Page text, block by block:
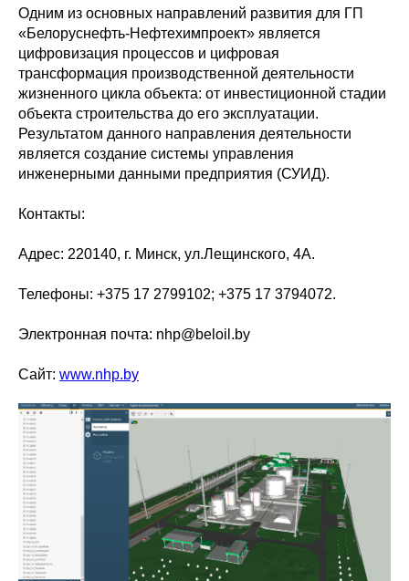
Одним из основных направлений развития для ГП
«Белоруснефть-Нефтехимпроект» является
цифровизация процессов и цифровая
трансформация производственной деятельности
жизненного цикла объекта: от инвестиционной стадии
объекта строительства до его эксплуатации.
Результатом данного направления деятельности
является создание системы управления
инженерными данными предприятия (СУИД).
Контакты:
Адрес: 220140, г. Минск, ул.Лещинского, 4А.
Телефоны: +375 17 2799102; +375 17 3794072.
Электронная почта: nhp@beloil.by
Сайт: www.nhp.by